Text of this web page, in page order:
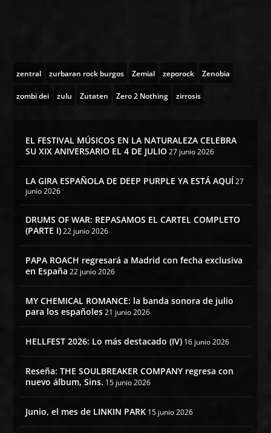
zentral zurbaran rock burgos Zemial zeporock Zenobia
zombi dei zulu Zutaten Zero 2 Nothing zirrosis
EL FESTIVAL MÚSICOS EN LA NATURALEZA CELEBRA
SU XIX ANIVERSARIO EL 4 DE JULIO 27 junio 2026
LA GIRA ESPAÑOLA DE DEEP PURPLE YA ESTÁ AQUÍ27
junio 2026
DRUMS OF WAR: REPASAMOS EL CARTEL COMPLETO
(PARTE I) 22 junio 2026
PAPA ROACH regresará a Madrid con fecha exclusiva
en España 22 junio 2026
MY CHEMICAL ROMANCE: la banda sonora de julio
para los españoles 21 junio 2026
HELLFEST 2026: Lo más destacado (IV) 16 junio 2026
Reseña: THE SOULBREAKER COMPANY regresa con
nuevo álbum, Sins. 15 junio 2026
Junio, el mes de LINKIN PARK 15 junio 2026